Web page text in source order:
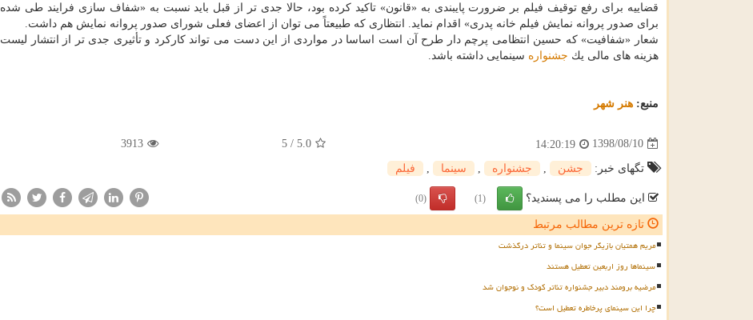
قضاییه برای رفع توقیف فیلم بر ضرورت پایبندی به «قانون» تاكید كرده بود، حالا جدی تر از قبل باید نسبت به «شفاف سازی فرایند طی شده
برای صدور پروانه نمایش فیلم خانه پدری» اقدام نماید. انتظاری كه طبیعتاً می توان از اعضای فعلی شورای صدور پروانه نمایش هم داشت.
شعار «شفافیت» كه حسین انتظامی پرچم دار طرح آن است اساسا در مواردی از این دست می تواند كاركرد و تأثیری جدی تر از انتشار لیست
هزینه های مالی یك جشنواره سینمایی داشته باشد.
منبع: هنر شهر
1398/08/10
14:20:19
5.0
/
5
3913
تگهای خبر: جشن جشنواره سینما فیلم
این مطلب را می پسندید؟ (1)
(0)
تازه ترین مطالب مرتبط
مریم همتیان بازیگر جوان سینما و تئاتر درگذشت
سینماها روز اربعین تعطیل هستند
مرضیه برومند دبیر جشنواره تئاتر کودک و نوجوان شد
چرا این سینمای پرخاطره تعطیل است؟